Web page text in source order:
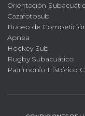
Orientación
Cazafotosub
Buceo de
Apnea
Hockey Sub
Rugby Subacuático
Patrimonio Histórico